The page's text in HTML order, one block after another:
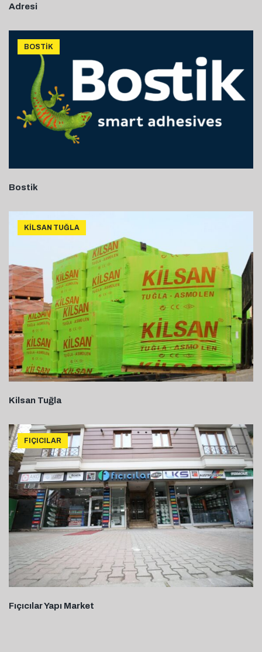
Adresi
BOSTIK
Bostik
KILSAN TUĞLA
Kilsan Tuğla
FIÇICILAR
Fıçıcılar Yapı Market